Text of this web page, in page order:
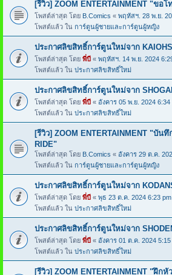
[รีวิว] ZOOM ENTERTAINMENT "ข
โพสต์ล่าสุด โดย B.Comics « พฤหัสฯ. 28 พ.ย.
โพสต์แล้ว ใน การ์ตูนผู้ชายและการ์ตูนผู้หญิง
ประกาศลิขสิทธิ์การ์ตูนใหม่จาก
โพสต์ล่าสุด โดย พี่บี « พฤหัสฯ. 14 พ.ย. 2024
โพสต์แล้ว ใน ประกาศลิขสิทธิ์ใหม่
ประกาศลิขสิทธิ์การ์ตูนใหม่จาก
โพสต์ล่าสุด โดย พี่บี « อังคาร 05 พ.ย. 2024 6:34
โพสต์แล้ว ใน ประกาศลิขสิทธิ์ใหม่
[รีวิว] ZOOM ENTERTAINMENT "บัน
RIDE"
โพสต์ล่าสุด โดย B.Comics « อังคาร 29 ต.ค.
โพสต์แล้ว ใน การ์ตูนผู้ชายและการ์ตูนผู้หญิง
ประกาศลิขสิทธิ์การ์ตูนใหม่จาก
โพสต์ล่าสุด โดย พี่บี « พุธ 23 ต.ค. 2024 6:23 pm
โพสต์แล้ว ใน ประกาศลิขสิทธิ์ใหม่
ประกาศลิขสิทธิ์การ์ตูนใหม่จาก
โพสต์ล่าสุด โดย พี่บี « อังคาร 01 ต.ค. 2024 5:15
โพสต์แล้ว ใน ประกาศลิขสิทธิ์ใหม่
[รีวิว] ZOOM ENTERTAINMENT "ฝึกหั